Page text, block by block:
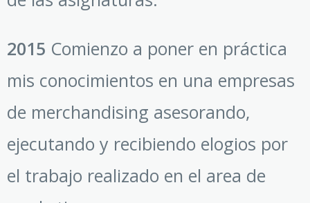
2015 Comienzo a poner en práctica
mis conocimientos en una empresas
de merchandising asesorando,
ejecutando y recibiendo elogios por
el trabajo realizado en el area de